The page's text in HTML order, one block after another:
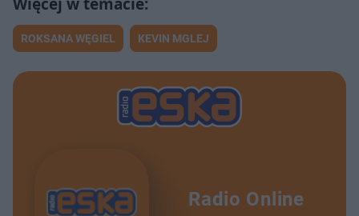
ROKSANA WĘGIEL KEVIN MGLEJ
Radio Online